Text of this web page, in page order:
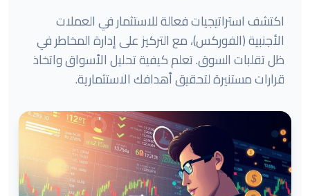
اكتشف استراتيجيات فعالة للاستثمار في العملات
الأجنبية (الفوركس)، مع التركيز على إدارة المخاطر في
ظل تقلبات السوق. تعلم كيفية تحليل الأسواق واتخاذ
قرارات مستنيرة لتحقيق أهدافك الاستثمارية.